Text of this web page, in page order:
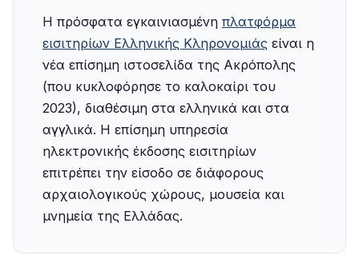
Η πρόσφατα εγκαινιασμένη πλατφόρμα
εισιτηρίων Ελληνικής Κληρονομιάς είναι η
νέα επίσημη ιστοσελίδα της Ακρόπολης
(που κυκλοφόρησε το καλοκαίρι του
2023), διαθέσιμη στα ελληνικά και στα
αγγλικά. Η επίσημη υπηρεσία
ηλεκτρονικής έκδοσης εισιτηρίων
επιτρέπει την είσοδο σε διάφορους
αρχαιολογικούς χώρους, μουσεία και
μνημεία της Ελλάδας.